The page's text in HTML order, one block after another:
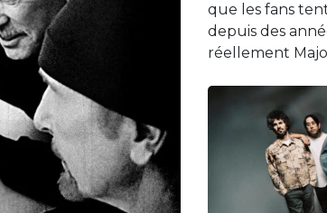
que les fans
depuis des
réellement